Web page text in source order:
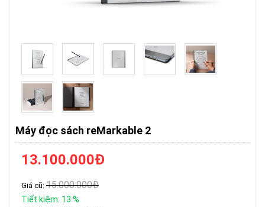
Máy đọc sách reMarkable 2
13.100.000Đ
Giá cũ: 15.000.000Đ
Tiết kiệm: 13 %